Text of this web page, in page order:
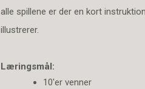
alle spillene er der en kort
illustrerer.
Læringsmål:
10'er venner